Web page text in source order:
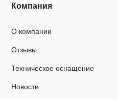
Компания
О компании
Отзывы
Техническое оснащение
Новости